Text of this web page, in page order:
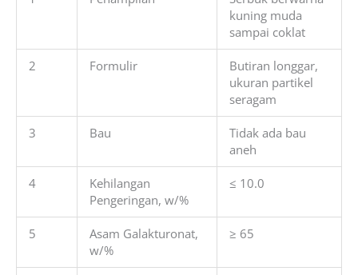
kuning muda
sampai coklat
2 Formulir
Butiran longgar,
ukuran partikel
seragam
3 Bau
Tidak ada bau
aneh
4
Kehilangan
Pengeringan, w/%
≤ 10.0
5
Asam Galakturonat,
w/%
≥ 65